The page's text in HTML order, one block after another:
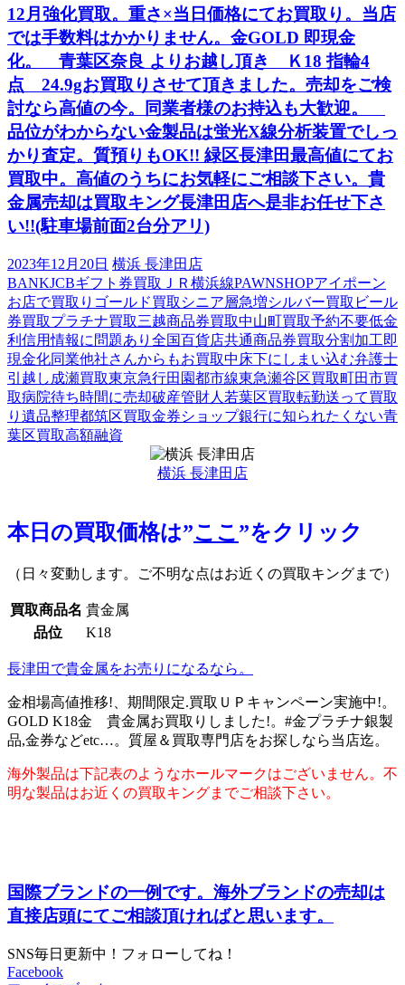
12月強化買取。重さ×当日価格にてお買取り。当店
では手数料はかかりません。金GOLD 即現金
化。 青葉区奈良 よりお越し頂き Ｋ18 指輪4
点 24.9gお買取りさせて頂きました。売却をご検
討なら高値の今。同業者様のお持込も大歓迎。
品位がわからない金製品は蛍光X線分析装置でしっ
かり査定。質預りもOK!! 緑区長津田最高値にてお
買取中。高値のうちにお気軽にご相談下さい。貴
金属売却は買取キング長津田店へ是非お任せ下さ
い!!(駐車場前面2台分アリ)
2023年12月20日 横浜 長津田店
BANKJCBギフト券買取 ＪＲ横浜線PAWNSHOPアイポーン
お店で買取り ゴールド買取 シニア層急増シルバー買取 ビール
券買取プラチナ買取三越商品券買取中山町買取予約不要低金
利 信用情報に問題あり 全国百貨店共通商品券買取分割加工即
現金化同業他社さんからもお買取中 床下にしまい込む弁護士
引越し 成瀬買取東京急行田園都市線東急瀬谷区買取町田市買
取病院待ち時間に売却破産管財人 若葉区買取転勤送って買取
り 遺品整理都筑区買取金券ショップ銀行に知られたくない青
葉区買取高額融資
横浜 長津田店
本日の買取価格は”ここ”をクリック
（日々変動します。ご不明な点はお近くの買取キングまで）
買取商品名 貴金属
品位
K18
長津田で貴金属をお売りになるなら。
金相場高値推移!、期間限定.買取ＵＰキャンペーン実施中!。
GOLD K18金 貴金属お買取りしました!。#金プラチナ銀製
品,金券などetc…。質屋＆買取専門店をお探しなら当店迄。
海外製品は下記表のようなホールマークはございません。不
明な製品はお近くの買取キングまでご相談下さい。
国際ブランドの一例です。海外ブランドの売却は
直接店頭にてご相談頂ければと思います。
SNS毎日更新中！フォローしてね！
Facebook